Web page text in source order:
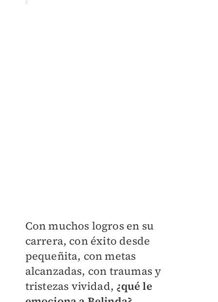
Con muchos logros en su
carrera, con éxito desde
pequeñita, con metas
alcanzadas, con traumas y
tristezas vividad, ¿qué le